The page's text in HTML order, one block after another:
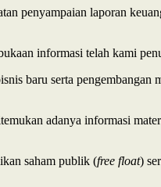
penyampaian laporan
informasi telah kami
baru serta pengembangan
adanya informasi
saham publik (free float)